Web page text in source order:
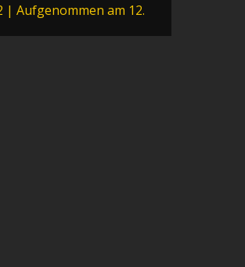
| Aufgenommen am 12.